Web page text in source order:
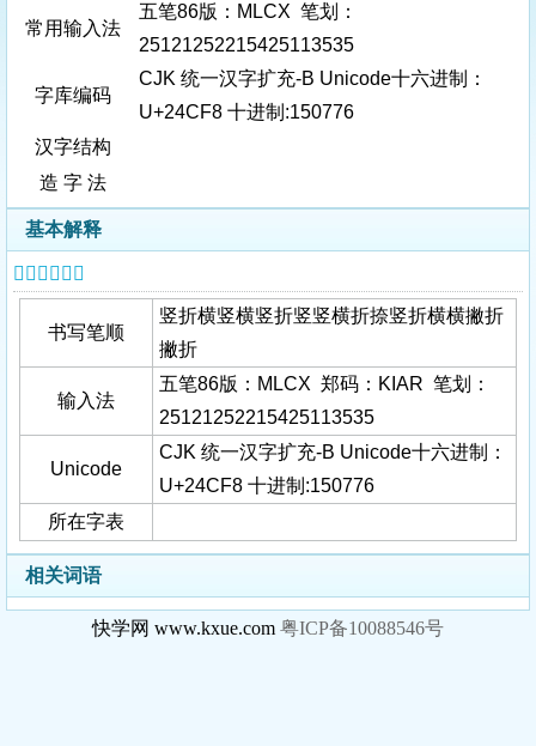
常用输入法
五笔86版：MLCX 笔划：
25121252215425113535
字库编码
CJK 统一汉字扩充-B Unicode十六进制：
U+24CF8 十进制:150776
汉字结构
造 字 法
基本解释
𤳸字基本信息
书写笔顺
竖折横竖横竖折竖竖横折捺竖折横横撇折
撇折
输入法
五笔86版：MLCX 郑码：KIAR 笔划：
25121252215425113535
Unicode
CJK 统一汉字扩充-B Unicode十六进制：
U+24CF8 十进制:150776
所在字表
相关词语
快学网 www.kxue.com 粤ICP备10088546号